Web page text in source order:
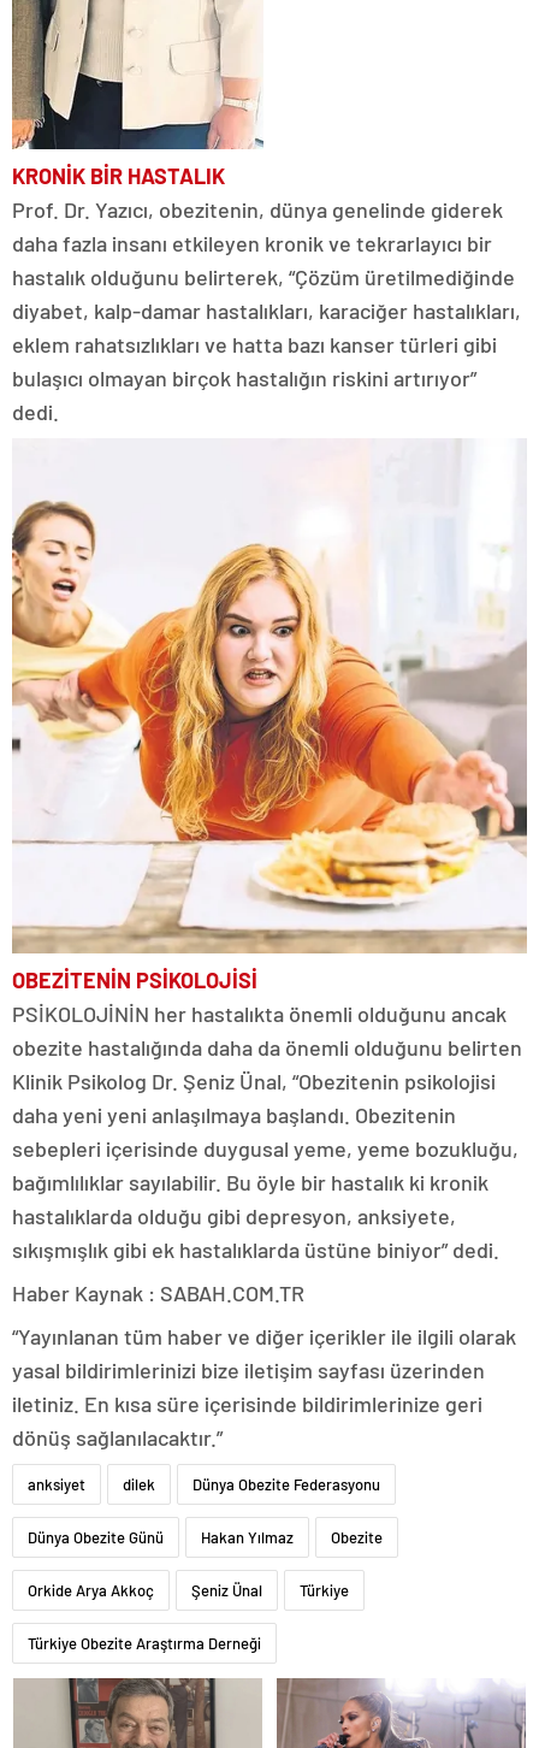
KRONİK BİR HASTALIK
Prof. Dr. Yazıcı, obezitenin, dünya genelinde giderek
daha fazla insanı etkileyen kronik ve tekrarlayıcı bir
hastalık olduğunu belirterek, “Çözüm üretilmediğinde
diyabet, kalp-damar hastalıkları, karaciğer hastalıkları,
eklem rahatsızlıkları ve hatta bazı kanser türleri gibi
bulaşıcı olmayan birçok hastalığın riskini artırıyor”
dedi.
OBEZİTENİN PSİKOLOJİSİ
PSİKOLOJİNİN her hastalıkta önemli olduğunu ancak
obezite hastalığında daha da önemli olduğunu belirten
Klinik Psikolog Dr. Şeniz Ünal, “Obezitenin psikolojisi
daha yeni yeni anlaşılmaya başlandı. Obezitenin
sebepleri içerisinde duygusal yeme, yeme bozukluğu,
bağımlılıklar sayılabilir. Bu öyle bir hastalık ki kronik
hastalıklarda olduğu gibi depresyon, anksiyete,
sıkışmışlık gibi ek hastalıklarda üstüne biniyor” dedi.
Haber Kaynak : SABAH.COM.TR
“Yayınlanan tüm haber ve diğer içerikler ile ilgili olarak
yasal bildirimlerinizi bize iletişim sayfası üzerinden
iletiniz. En kısa süre içerisinde bildirimlerinize geri
dönüş sağlanılacaktır.”
anksiyet dilek Dünya Obezite Federasyonu
Dünya Obezite Günü Hakan Yılmaz Obezite
Orkide Arya Akkoç Şeniz Ünal Türkiye
Türkiye Obezite Araştırma Derneği